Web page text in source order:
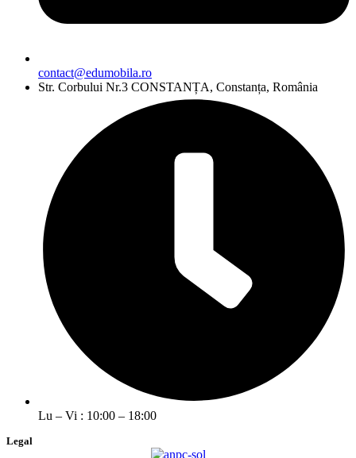
contact@edumobila.ro
Str. Corbului Nr.3 CONSTANȚA, Constanța, România
Lu – Vi : 10:00 – 18:00
Legal